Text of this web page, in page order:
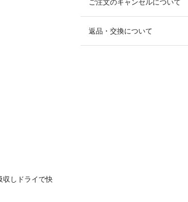
ご注文のキャンセルについて
返品・交換について
収しドライで快